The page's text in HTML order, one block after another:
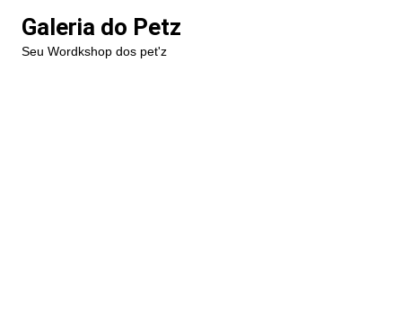
paraGaleria do Petz
Seu Wordkshop dos pet'z